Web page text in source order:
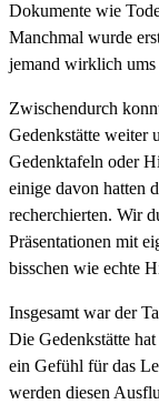
Dokumente wie
Manchmal wurde
jemand wirklich ums
Zwischendurch
Gedenkstätte weiter
Gedenktafeln oder
einige davon hatten
recherchierten. Wir
Präsentationen mit
bisschen wie echte
Insgesamt war der
Die Gedenkstätte
ein Gefühl für das
werden diesen